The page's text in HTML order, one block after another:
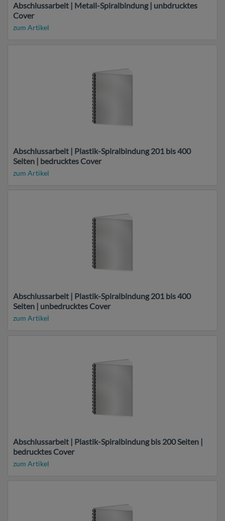
Abschlussarbeit | Metall-Spiralbindung | unbdrucktes
Cover
zum Artikel
Abschlussarbeit | Plastik-Spiralbindung 201 bis 400
Seiten | bedrucktes Cover
zum Artikel
Abschlussarbeit | Plastik-Spiralbindung 201 bis 400
Seiten | unbedrucktes Cover
zum Artikel
Abschlussarbeit | Plastik-Spiralbindung bis 200 Seiten |
bedrucktes Cover
zum Artikel